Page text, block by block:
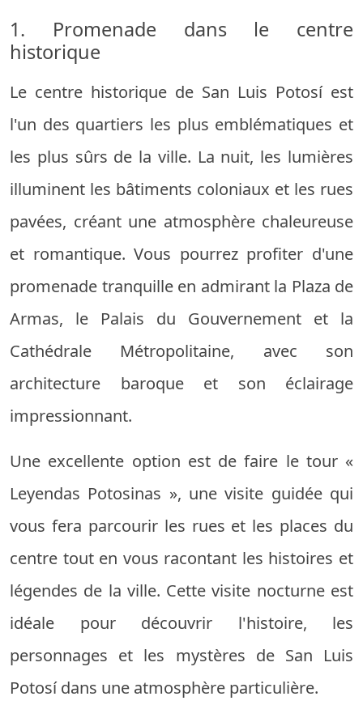
1. Promenade dans le centre
historique
Le centre historique de San Luis Potosí est
l'un des quartiers les plus emblématiques et
les plus sûrs de la ville. La nuit, les lumières
illuminent les bâtiments coloniaux et les rues
pavées, créant une atmosphère chaleureuse
et romantique. Vous pourrez profiter d'une
promenade tranquille en admirant la Plaza de
Armas, le Palais du Gouvernement et la
Cathédrale Métropolitaine, avec son
architecture baroque et son éclairage
impressionnant.
Une excellente option est de faire le tour «
Leyendas Potosinas », une visite guidée qui
vous fera parcourir les rues et les places du
centre tout en vous racontant les histoires et
légendes de la ville. Cette visite nocturne est
idéale pour découvrir l'histoire, les
personnages et les mystères de San Luis
Potosí dans une atmosphère particulière.